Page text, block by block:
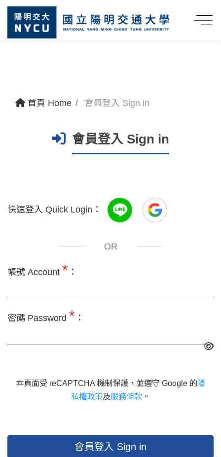
首頁 Home 會員登入 Sign in
會員登入 Sign in
快速登入 Quick Login：
OR
帳號 Account * ：
密碼 Password * ：
本頁面受 reCAPTCHA 機制保護，並遵守 Google 的隱
私權政策及服務條款 。
會員登入 Sign in